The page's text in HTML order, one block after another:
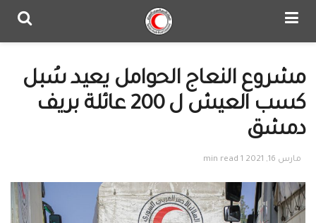
مشروع النعاج الحوامل يعيد سُبل
كسب العيش ل 200 عائلة بريف
دمشق
مارس 16, 2021 1 min read